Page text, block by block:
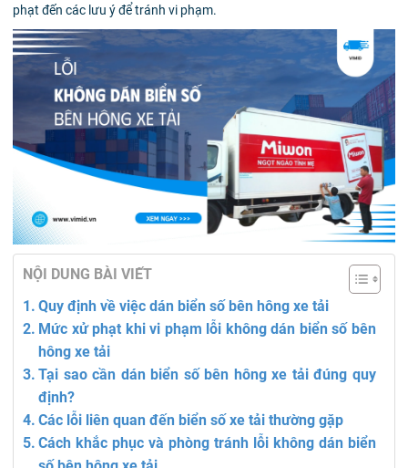
phạt đến các lưu ý để tránh vi phạm.
NỘI DUNG BÀI VIẾT
Quy định về việc dán biển số bên hông xe tải
Mức xử phạt khi vi phạm lỗi không dán biển số bên
hông xe tải
Tại sao cần dán biển số bên hông xe tải đúng quy
định?
Các lỗi liên quan đến biển số xe tải thường gặp
Cách khắc phục và phòng tránh lỗi không dán biển